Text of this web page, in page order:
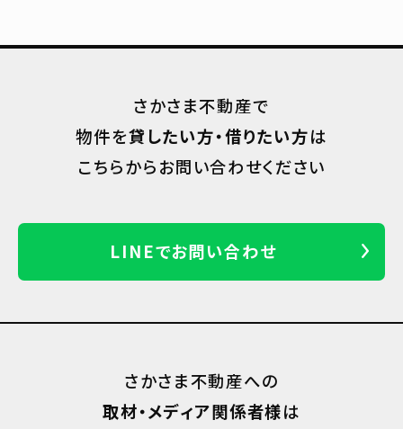
さかさま不動産で
物件を貸したい方・借りたい方は
こちらからお問い合わせください
LINEでお問い合わせ
さかさま不動産への
取材・メディア関係者様は